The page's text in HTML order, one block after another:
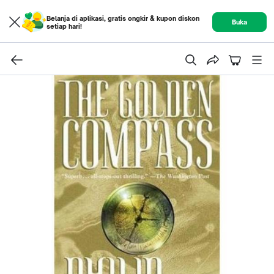
Belanja di aplikasi, gratis ongkir & kupon diskon
setiap hari!
Buka